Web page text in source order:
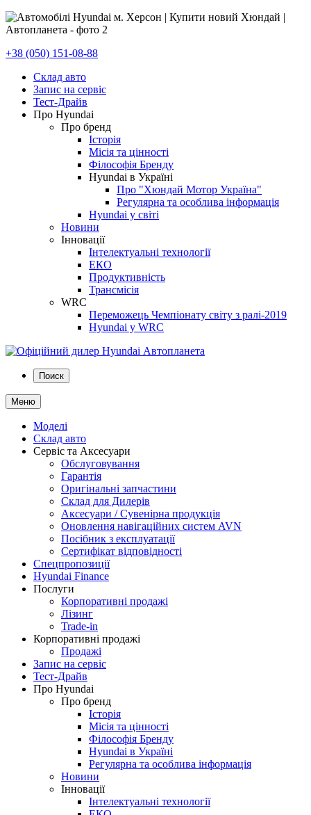
+38 (050) 151-08-88
Склад авто
Запис на сервіс
Тест-Драйв
Про Hyundai
Про бренд
Історія
Місія та цінності
Філософія Бренду
Hyundai в Україні
Про "Хюндай Мотор Україна"
Регулярна та особлива інформація
Hyundai у світі
Новини
Інновації
Інтелектуальні технології
ЕКО
Продуктивність
Трансмісія
WRC
Переможець Чемпіонату світу з ралі-2019
Hyundai у WRC
Поиск
Меню
Моделі
Склад авто
Сервіс та Аксесуари
Обслуговування
Гарантія
Оригінальні запчастини
Склад для Дилерів
Аксесуари / Сувенірна продукція
Оновлення навігаційних систем AVN
Посібник з експлуатації
Сертифікат відповідності
Спецпропозиції
Hyundai Finance
Послуги
Корпоративні продажі
Лізинг
Trade-in
Корпоративні продажі
Продажі
Запис на сервіс
Тест-Драйв
Про Hyundai
Про бренд
Історія
Місія та цінності
Філософія Бренду
Hyundai в Україні
Регулярна та особлива інформація
Новини
Інновації
Інтелектуальні технології